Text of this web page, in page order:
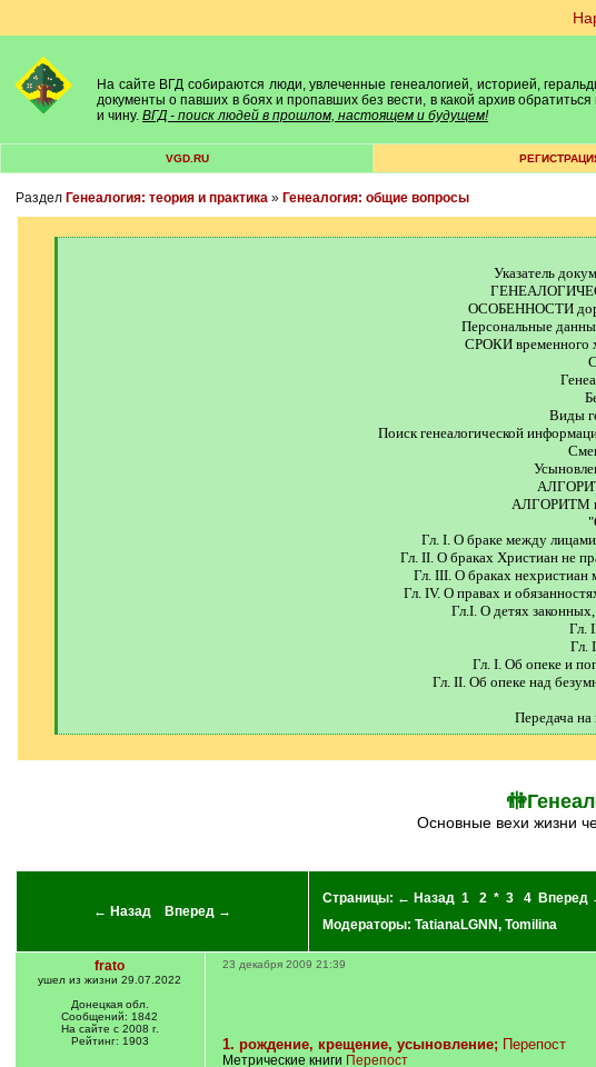
На сайте ВГД собираются люди, увлеченные генеалогией, историей,
документы о павших в боях и пропавших без вести, в какой архив
и чину. ВГД - поиск людей в прошлом, настоящем и будущем!
VGD.RU
Раздел Генеалогия: теория и практика» Генеалогия: общие вопросы
Указатель
ОСОБЕННОСТИ
Персональные
СРОКИ временного
Виды
Поиск генеалогической
АЛГОРИТМ
Гл. I. О браке между
Гл. II. О браках Христиан не
Гл. III. О браках
Гл. IV. О правах и
Гл.I. О детях
Гл.
Гл.
Гл. I. Об опеке и
Гл. II. Об опеке над
Передача на
[
Основные вехи жизни
← Назад Вперед →
Страницы: ← Назад 1 2 * 3 4
Вперед
Модераторы: TatianaLGNN, Tomilina
frato
ушел из жизни 29.07.2022
Донецкая обл.
Сообщений: 1842
На сайте с 2008 г.
Рейтинг: 1903
23 декабря 2009 21:39
1. рождение, крещение, усыновление; Перепост
Метрические книги Перепост